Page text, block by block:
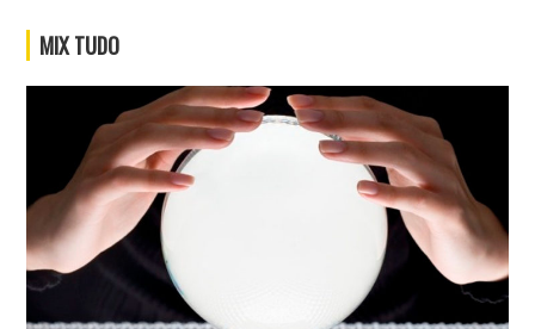
MIX TUDO